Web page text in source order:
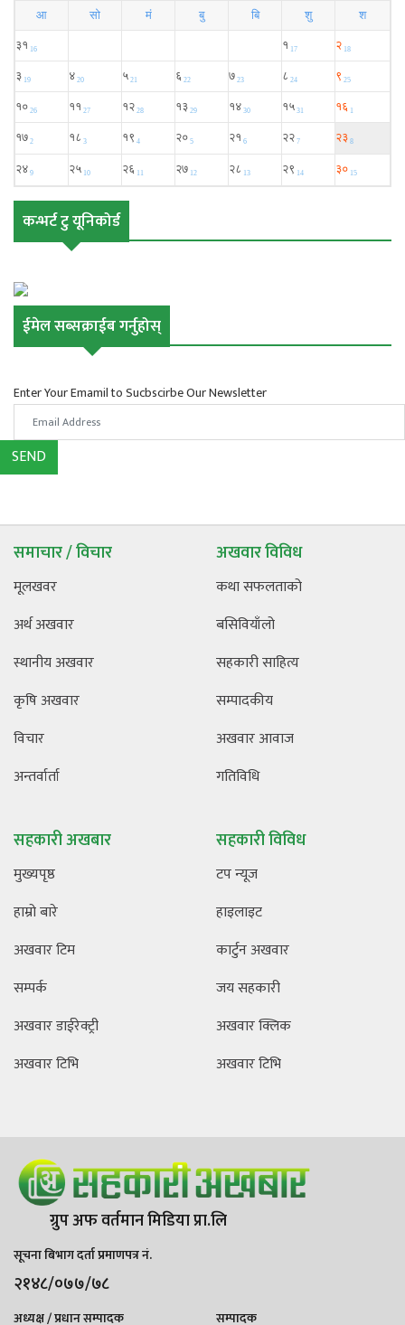
कन्भर्ट टु यूनिकोर्ड
ईमेल सब्सक्राईब गर्नुहोस्
Enter Your Emamil to Sucbscirbe Our Newsletter
SEND
समाचार / विचार
मूलखवर
अर्थ अखवार
स्थानीय अखवार
कृषि अखवार
विचार
अन्तर्वार्ता
अखवार विविध
कथा सफलताको
बसिवियाँलो
सहकारी साहित्य
सम्पादकीय
अखवार आवाज
गतिविधि
सहकारी अखबार
मुख्यपृष्ठ
हाम्रो बारे
अखवार टिम
सम्पर्क
अखवार डाईरेक्ट्री
अखवार टिभि
सहकारी विविध
टप न्यूज
हाइलाइट
कार्टुन अखवार
जय सहकारी
अखवार क्लिक
अखवार टिभि
ग्रुप अफ वर्तमान मिडिया प्रा.लि
सूचना बिभाग दर्ता प्रमाणपत्र नं.
२१४८/०७७/७८
अध्यक्ष / प्रधान सम्पादक सम्पादक